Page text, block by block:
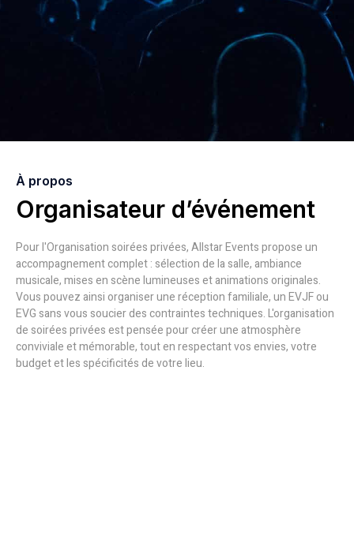
À propos
Organisateur d’événement
Pour l'Organisation soirées privées, Allstar Events propose un
accompagnement complet : sélection de la salle, ambiance
musicale, mises en scène lumineuses et animations originales.
Vous pouvez ainsi organiser une réception familiale, un EVJF ou
EVG sans vous soucier des contraintes techniques. L'organisation
de soirées privées est pensée pour créer une atmosphère
conviviale et mémorable, tout en respectant vos envies, votre
budget et les spécificités de votre lieu.